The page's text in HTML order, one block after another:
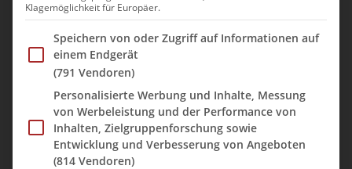
daher buchte ich Flug, Apartment und Mietwagen für mich
alleine.
Von Düsseldorf ging es zur unchristlichen Zeit mit Eurowings
(durchgeführt mit Lufthansa City Line) um 06:10 Uhr nach
Palma de Mallorca. Der Flieger hatte leider 15 Minuten
Verspätung, da wir keinen freien Slot erwischt hatten. Viel
aufholen konnte der Pilot beim knapp Zwei-Stunden-Flug nicht
und so landeten wir um 08:35 Uhr in PMI.
Klagemöglichkeit für Europäer.
Im Folgenden finden Sie eine Liste der Zwecke des IAB
Speichern von oder Zugriff auf Informationen auf
einem Endgerät
(791 Vendoren)
Personalisierte Werbung und Inhalte, Messung
von Werbeleistung und der Performance von
Inhalten, Zielgruppenforschung sowie
Entwicklung und Verbesserung von Angeboten
(814 Vendoren)